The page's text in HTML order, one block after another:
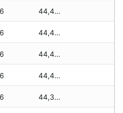
44,425 zł
44,405 zł
44,400 zł
44,400 zł
44,300 zł